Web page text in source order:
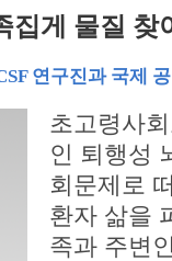
집게 물질 찾
연구진과 국제
초고령사
인 퇴행성
회문제로
환자 삶을
족과 주변